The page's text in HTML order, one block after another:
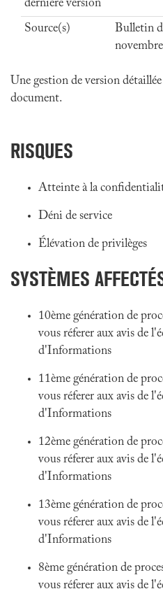
dernière version
Source(s)
Bulletin
Une gestion de version
document.
RISQUES
Atteinte à la
Déni de service
Élévation de privilèges
SYSTÈMES
10ème génération de
vous réferer aux avis de
d'Informations
11ème génération de
vous réferer aux avis de
d'Informations
12ème génération de
vous réferer aux avis de
d'Informations
13ème génération de
vous réferer aux avis de
d'Informations
8ème génération de
vous réferer aux avis de